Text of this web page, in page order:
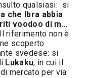
qualsiasi: si
che Ibra abbia
voodoo di m…
Il riferimento non è
scoperto
svedese: si
Lukaku, in cui il
mercato per via